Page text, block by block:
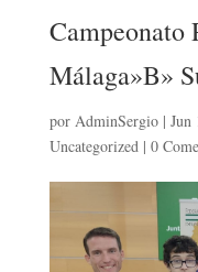
Campeonato
Málaga»B»
por AdminSergio| Jun
Uncategorized| 0